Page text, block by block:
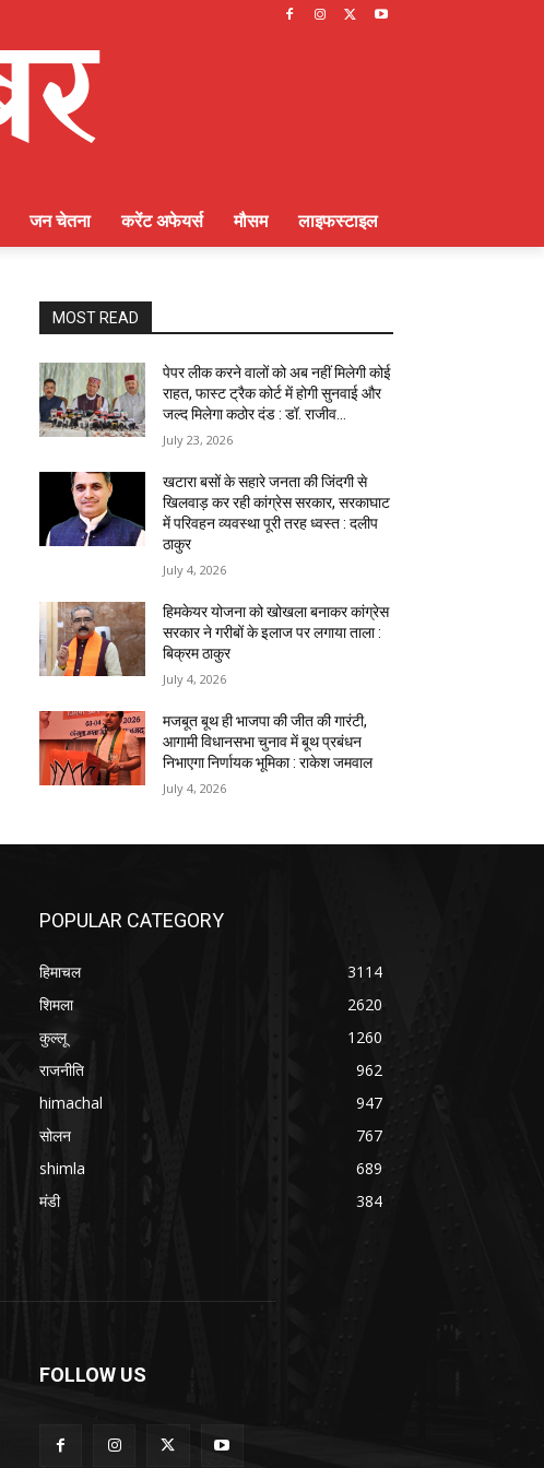
जन चेतना करेंट अफेयर्स मौसम लाइफस्टाइल
MOST READ
पेपर लीक करने वालों को अब नहीं मिलेगी कोई
राहत, फास्ट ट्रैक कोर्ट में होगी सुनवाई और
जल्द मिलेगा कठोर दंड : डॉ. राजीव...
July 23, 2026
खटारा बसों के सहारे जनता की जिंदगी से
खिलवाड़ कर रही कांग्रेस सरकार, सरकाघाट
में परिवहन व्यवस्था पूरी तरह ध्वस्त : दलीप
ठाकुर
July 4, 2026
हिमकेयर योजना को खोखला बनाकर कांग्रेस
सरकार ने गरीबों के इलाज पर लगाया ताला :
बिक्रम ठाकुर
July 4, 2026
मजबूत बूथ ही भाजपा की जीत की गारंटी,
आगामी विधानसभा चुनाव में बूथ प्रबंधन
निभाएगा निर्णायक भूमिका : राकेश जमवाल
July 4, 2026
POPULAR CATEGORY
हिमाचल
3114
शिमला
2620
कुल्लू
1260
राजनीति
962
himachal
947
सोलन
767
shimla
689
मंडी
384
FOLLOW US